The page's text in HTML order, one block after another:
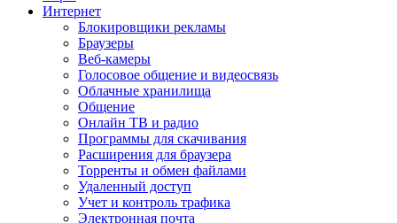
Интернет
Блокировщики рекламы
Браузеры
Веб-камеры
Голосовое общение и видеосвязь
Облачные хранилища
Общение
Онлайн ТВ и радио
Программы для скачивания
Расширения для браузера
Торренты и обмен файлами
Удаленный доступ
Учет и контроль трафика
Электронная почта